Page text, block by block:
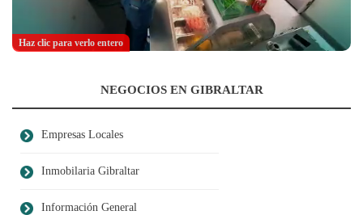
Haz clic para verlo entero
NEGOCIOS EN GIBRALTAR
Empresas Locales
Inmobilaria Gibraltar
Información General